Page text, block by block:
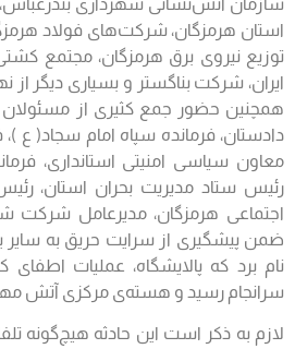
سازمان آتش‌نشانی شهرداری بندرعباس،
استان هرمزگان، شرکت‌های فولاد
توزیع نیروی برق هرمزگان، مجتمع
ایران، شرکت بناگستر و بسیاری دیگر از
همچنین حضور جمع کثیری از مسئولان
دادستان، فرمانده سپاه امام سجاد( ع
معاون سیاسی امنیتی استانداری،
رئیس ستاد مدیریت بحران استان، رئیس
اجتماعی هرمزگان، مدیرعامل
ضمن پیشگیری از سرایت حریق به سایر
نام برد که پالایشگاه، عملیات
سرانجام رسید و هسته‌ی مرکزی آتش
لازم به ذکر است این حادثه هیچ‌گونه